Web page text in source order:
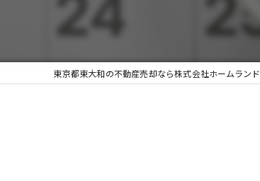
東京都東大和の不動産売却なら株式会社ホームランド